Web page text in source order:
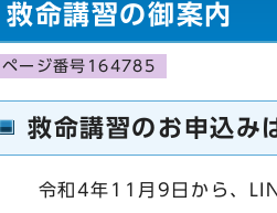
救命講習の御案内
ページ番号164785
救命講習のお申込み
令和4年11月9日から、